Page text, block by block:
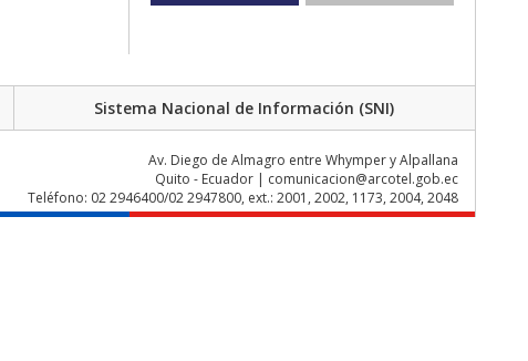
Sistema Nacional de Información (SNI)
Av. Diego de Almagro entre Whymper y Alpallana
Quito - Ecuador | comunicacion@arcotel.gob.ec
Teléfono: 02 2946400/02 2947800, ext.: 2001, 2002, 1173, 2004, 2048